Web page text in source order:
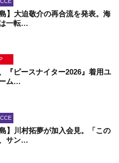
島】大迫敬介の再合流を発表。海
一転…
『ピースナイター2026』着用ユ
ム…
島】川村拓夢が加入会見。「この
サン…